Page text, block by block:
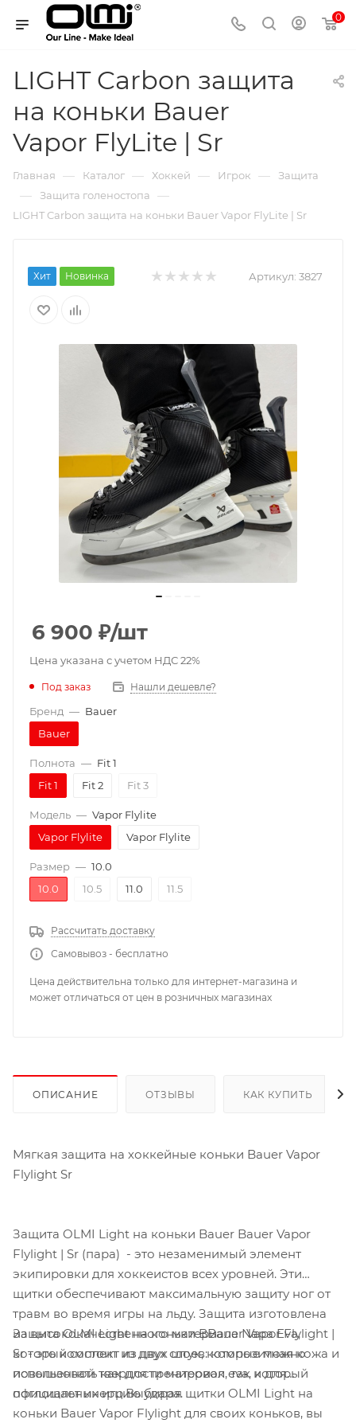
0
LIGHT Carbon защита
на коньки Bauer
Vapor FlyLite | Sr
Главная — Каталог — Хоккей — Игрок — Защита
— Защита голеностопа —
LIGHT Carbon защита на коньки Bauer Vapor FlyLite | Sr
Хит Новинка Артикул: 3827
6 900 ₽/шт
Цена указана с учетом НДС 22%
Под заказ Нашли дешевле?
Бренд — Bauer
Bauer
Полнота — Fit 1
Fit 1
Fit 2 Fit 3
Модель — Vapor Flylite
Vapor Flylite
Vapor Flylite
Размер — 10.0
10.0
10.5 11.0 11.5
Рассчитать доставку
Самовывоз - бесплатно
Цена действительна только для интернет-магазина и
может отличаться от цен в розничных магазинах
ОПИСАНИЕ ОТЗЫВЫ КАК КУПИТЬ
Мягкая защита на хоккейные коньки Bauer Vapor
Flylight Sr
Защита OLMI Light на коньки Bauer Bauer Vapor
Flylight | Sr (пара) - это незаменимый элемент
экипировки для хоккеистов всех уровней. Эти
щитки обеспечивают максимальную защиту ног от
травм во время игры на льду. Защита изготовлена
из высококачественного материала Napa Eva,
который состоит из двух слоев: композитная кожа и
повышенной твердости материал eva, который
поглощает инерцию удара.
Защита OLMI Light на коньки BBauer Vapor Flylight |
Sr - это комплект из двух штук, которые можно
использовать как для тренировок, так и для
официальных игр.Выбирая щитки OLMI Light на
коньки Bauer Vapor Flylight для своих коньков, вы